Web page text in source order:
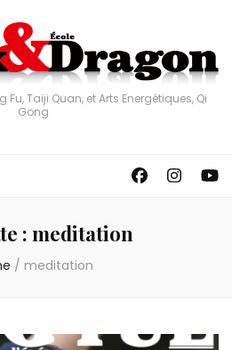
Taiji Quan, et Arts Energétiques, Qi
Gong
: meditation
/ meditation